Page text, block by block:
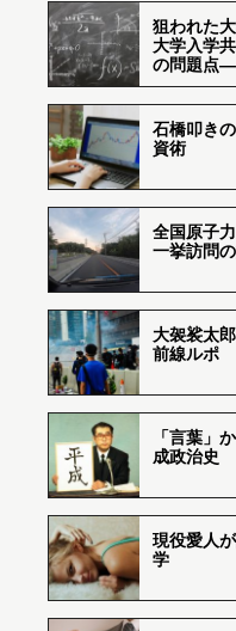
狙われた
大学入学
の問題点―
石橋叩き
資術
全国原子
一挙訪問
大袈裟太
前線ルポ
「言葉」
成政治史
現役愛人
学